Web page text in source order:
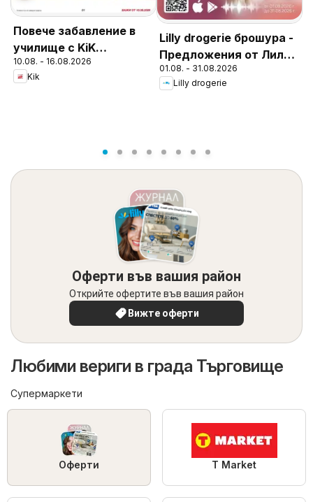
Повече забавление в
училище с KiK
предложения
10.08. - 16.08.2026
Kik
Lilly drogerie брошура -
Предложения от Лили
Дрогерие
01.08. - 31.08.2026
Lilly drogerie
Оферти във вашия район
Открийте офертите във вашия район
Вижте оферти
Любими вериги в града Търговище
Супермаркети
Оферти T Market